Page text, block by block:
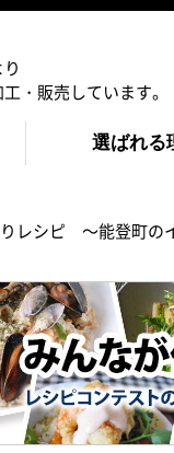
・販売しています。
選ばれる
レシピ ～能登町の